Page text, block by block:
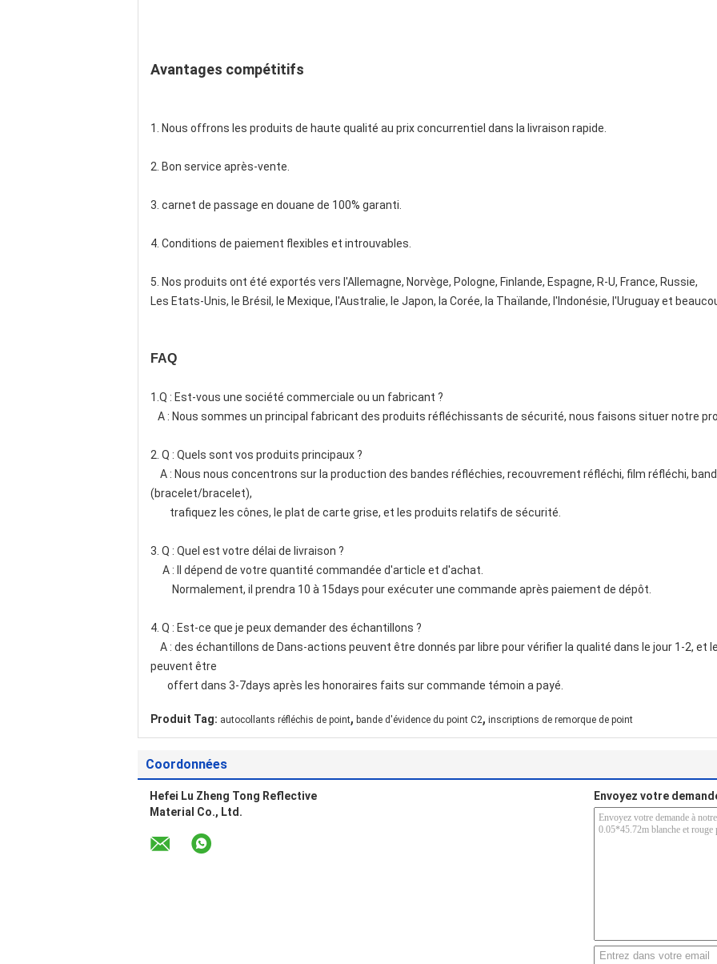
Avantages compétitifs
1. Nous offrons les produits de haute qualité au prix concurrentiel dans la livraison rapide.
2. Bon service après-vente.
3. carnet de passage en douane de 100% garanti.
4. Conditions de paiement flexibles et introuvables.
5. Nos produits ont été exportés vers l'Allemagne, Norvège, Pologne, Finlande, Espagne, R-U, France, Russie,
Les Etats-Unis, le Brésil, le Mexique, l'Australie, le Japon, la Corée, la Thaïlande, l'Indonésie, l'Uruguay et
FAQ
1.Q : Est-vous une société commerciale ou un fabricant ?
A : Nous sommes un principal fabricant des produits réfléchissants de sécurité, nous faisons situer notre
2. Q : Quels sont vos produits principaux ?
A : Nous nous concentrons sur la production des bandes réfléchies, recouvrement réfléchi, film réfléchi,
(bracelet/bracelet),
trafiquez les cônes, le plat de carte grise, et les produits relatifs de sécurité.
3. Q : Quel est votre délai de livraison ?
A : Il dépend de votre quantité commandée d'article et d'achat.
Normalement, il prendra 10 à 15days pour exécuter une commande après paiement de dépôt.
4. Q : Est-ce que je peux demander des échantillons ?
A : des échantillons de Dans-actions peuvent être donnés par libre pour vérifier la qualité dans le jour 1-2, et
peuvent être
offert dans 3-7days après les honoraires faits sur commande témoin a payé.
Produit Tag: autocollants réfléchis de point, bande d'évidence du point C2, inscriptions de remorque de point
Coordonnées
Hefei Lu Zheng Tong Reflective
Material Co., Ltd.
Envoyez votre